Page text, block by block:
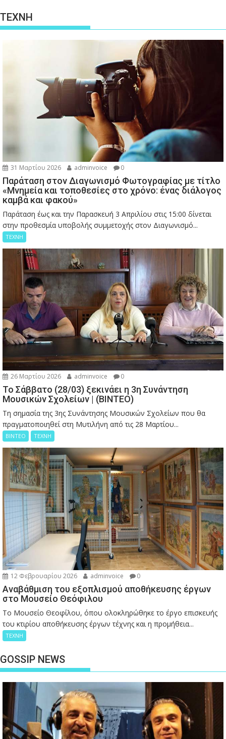
ΤΕΧΝΗ
31 Μαρτίου 2026 adminvoice 0
Παράταση στον Διαγωνισμό Φωτογραφίας με τίτλο
«Μνημεία και τοποθεσίες στο χρόνο: ένας διάλογος
καμβά και φακού»
Παράταση έως και την Παρασκευή 3 Απριλίου στις 15:00 δίνεται
στην προθεσμία υποβολής συμμετοχής στον Διαγωνισμό...
ΤΕΧΝΗ
26 Μαρτίου 2026 adminvoice 0
Το Σάββατο (28/03) ξεκινάει η 3η Συνάντηση
Μουσικών Σχολείων | (ΒΙΝΤΕΟ)
Τη σημασία της 3ης Συνάντησης Μουσικών Σχολείων που θα
πραγματοποιηθεί στη Μυτιλήνη από τις 28 Μαρτίου...
ΒΙΝΤΕΟ ΤΕΧΝΗ
12 Φεβρουαρίου 2026 adminvoice 0
Αναβάθμιση του εξοπλισμού αποθήκευσης έργων
στο Μουσείο Θεόφιλου
Το Μουσείο Θεοφίλου, όπου ολοκληρώθηκε το έργο επισκευής
του κτιρίου αποθήκευσης έργων τέχνης και η προμήθεια...
ΤΕΧΝΗ
GOSSIP NEWS